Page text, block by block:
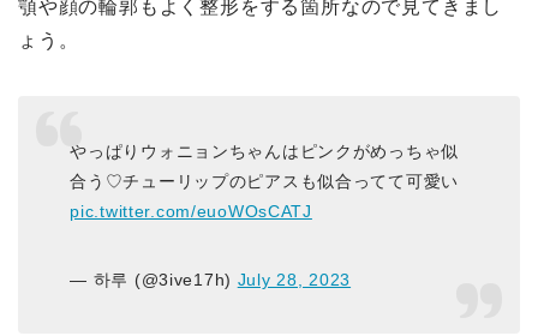
顎や顔の輪郭もよく整形をする箇所なので見てきまし
ょう。
やっぱりウォニョンちゃんはピンクがめっちゃ似
合う♡チューリップのピアスも似合ってて可愛い
pic.twitter.com/euoWOsCATJ
— 하루 (@3ive17h) July 28, 2023